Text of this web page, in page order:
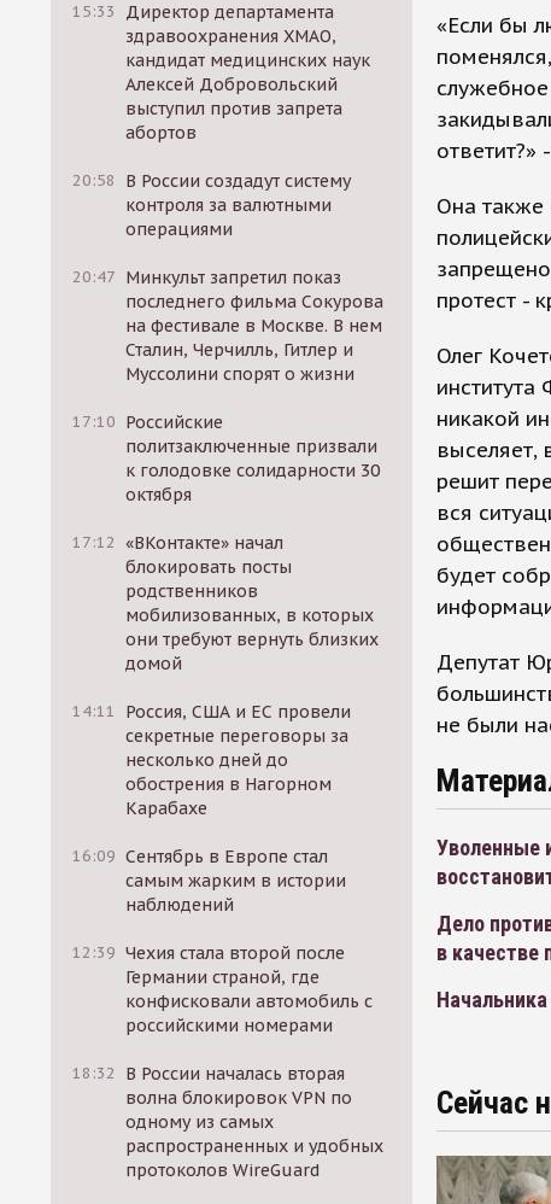
15:33
Директор департамента
здравоохранения ХМАО,
кандидат медицинских наук
Алексей Добровольский
выступил против запрета
абортов
20:58
В России создадут систему
контроля за валютными
операциями
20:47 Минкульт запретил показ
последнего фильма Сокурова
на фестивале в Москве. В нем
Сталин, Черчилль, Гитлер и
Муссолини спорят о жизни
17:10 Российские
политзаключенные призвали
к голодовке солидарности 30
октября
17:12 «ВКонтакте» начал
блокировать посты
родственников
мобилизованных, в которых
они требуют вернуть близких
домой
14:11
Россия, США и ЕС провели
секретные переговоры за
несколько дней до
обострения в Нагорном
Карабахе
16:09 Сентябрь в Европе стал
самым жарким в истории
наблюдений
12:39 Чехия стала второй после
Германии страной, где
конфисковали автомобиль с
российскими номерами
18:32
В России началась вторая
волна блокировок VPN по
одному из самых
распространенных и удобных
протоколов WireGuard
«Если бы
ответит?»
Она также
протест -
Олег
никакой
выселяет,
решит
вся
будет
Депутат
не были
Уволенные
Дело
в качестве
Сейчас